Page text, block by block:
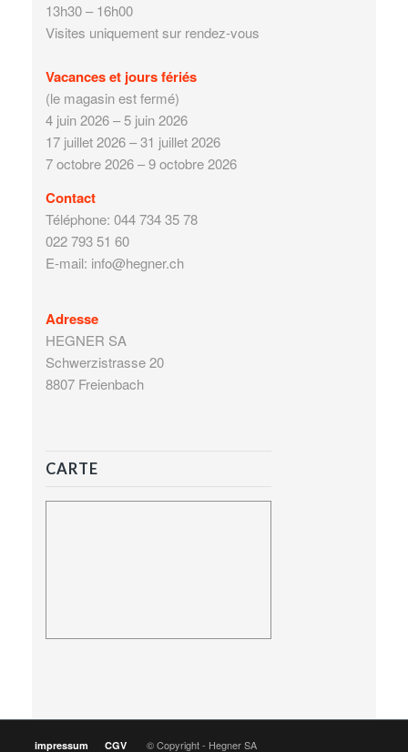
13h30 – 16h00
Visites uniquement sur rendez-vous
Vacances et jours fériés
(le magasin est fermé)
4 juin 2026 – 5 juin 2026
17 juillet 2026 – 31 juillet 2026
7 octobre 2026 – 9 octobre 2026
Contact
Téléphone: 044 734 35 78
022 793 51 60
E-mail: info@hegner.ch
Adresse
HEGNER SA
Schwerzistrasse 20
8807 Freienbach
CARTE
impressum CGV © Copyright - Hegner SA